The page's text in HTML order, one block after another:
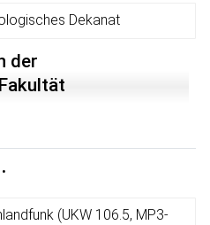
Dekanat
der
(UKW 106.5, MP3-